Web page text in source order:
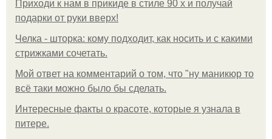
Приходи к нам в прикиде в стиле 90 х и получай
подарки от руки вверх!
Челка - шторка: кому подходит, как носить и с какими
стрижками сочетать.
Мой ответ на комментарий о том, что "ну маникюр то
всё таки можно было бы сделать.
Интересные факты о красоте, которые я узнала в
питере.